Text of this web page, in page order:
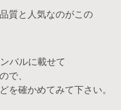
質と人気なのがこの
バルに載せて
で、
を確かめてみて下さい。